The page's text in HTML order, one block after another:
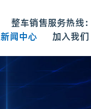
整车销售服务热线
新闻中心 加入我们